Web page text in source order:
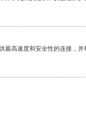
最高速度和安全性的连接，并